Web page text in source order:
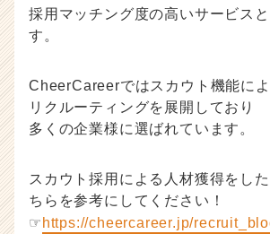
採用マッチング度の高いサービス
す。
CheerCareerではスカウト機能に
リクルーティングを展開しており
多くの企業様に選ばれています。
スカウト採用による人材獲得をし
ちらを参考にしてください！
☞ https://cheercareer.jp/